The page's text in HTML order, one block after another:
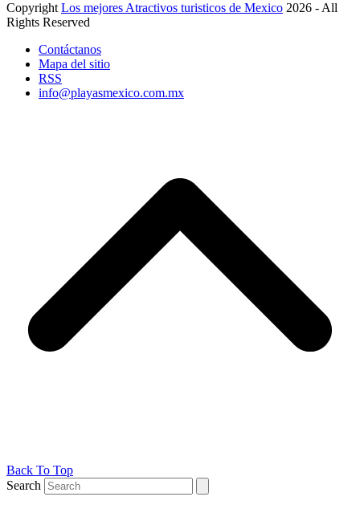
CopyrightLos mejores Atractivos turisticos de Mexico 2026 - All
Rights Reserved
Contáctanos
Mapa del sitio
RSS
info@playasmexico.com.mx
Back To Top
Search